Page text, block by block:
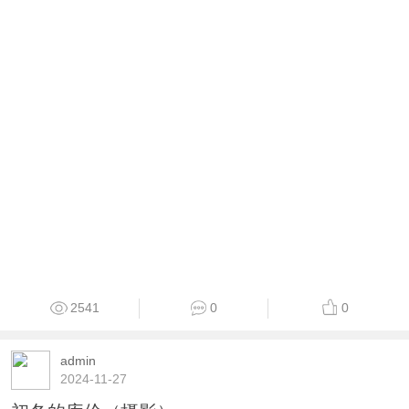
2541 0 0
admin
2024-11-27